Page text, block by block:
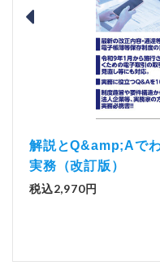
解説とQ&amp;Aで
実務（改訂版）
税込2,970円